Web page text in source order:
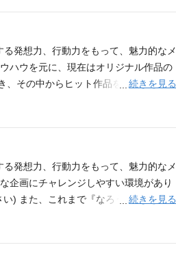
を生み出していく発想力と、そのアイ
経験者の方。（小説、コミックなど
の関心が高く、 高いコミュニケーシ
他にもアニメ化作品が続々と進行して
即死チートが最強すぎて、異世界のや
要らなかったんだが』 『野生のラス
苦労譚』、『町人Aは悪役令嬢をどう
スター エンターテイメント コーポレ
earthstar
発想力、行動力をもって、魅力的なメ
ハウを元に、現在はオリジナル作品の
、その中からヒット作品を生み出して
事業拡大につき、これまで編集者が兼
月、派生レーベルであるアース・スタ
ンツの大きな成長を一緒に体験して
、アニメ化、実写化等のメディアミ
更無し 【アース・スターでのやりが
として、コミカライズ、アニメ化、グ
を目指しており、IPOに向けた重要
条件】 書籍の編集経験をお持ちの方
る、あらゆる企画・作品を出し続ける
続きを見る
発想力、行動力をもって、魅力的なメ
企画にチャレンジしやすい環境があり
) また、これまで『なろう系』ジャン
集と漫画家先生との打ち合わせを経
業（小説・コミック等） 映像・アニ
更なる拡充のため、コミック編集者を
続きを見る